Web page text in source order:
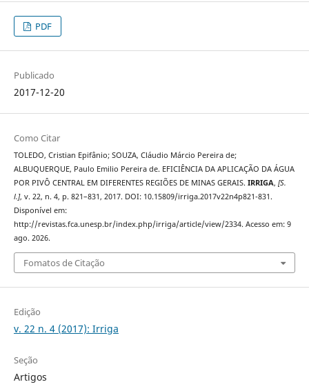
PDF
Publicado
2017-12-20
Como Citar
TOLEDO, Cristian Epifânio; SOUZA, Cláudio Márcio Pereira de;
ALBUQUERQUE, Paulo Emilio Pereira de. EFICIÊNCIA DA APLICAÇÃO DA ÁGUA
POR PIVÔ CENTRAL EM DIFERENTES REGIÕES DE MINAS GERAIS. IRRIGA, [S.
l.], v. 22, n. 4, p. 821–831, 2017. DOI: 10.15809/irriga.2017v22n4p821-831.
Disponível em:
http://revistas.fca.unesp.br/index.php/irriga/article/view/2334. Acesso em: 9
ago. 2026.
Fomatos de Citação
Edição
v. 22 n. 4 (2017): Irriga
Seção
Artigos